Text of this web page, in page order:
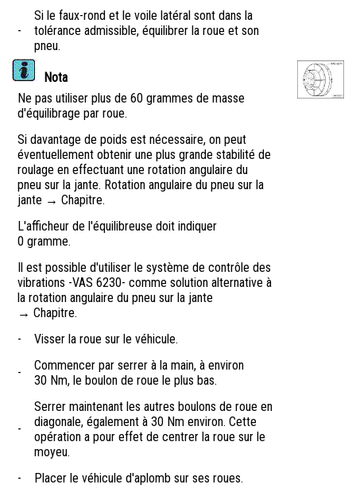
-
Si le faux-rond et le voile latéral sont dans la
tolérance admissible, équilibrer la roue et son
pneu.
Nota
Ne pas utiliser plus de 60 grammes de masse
d'équilibrage par roue.
Si davantage de poids est nécessaire, on peut
éventuellement obtenir une plus grande stabilité de
roulage en effectuant une rotation angulaire du
pneu sur la jante. Rotation angulaire du pneu sur la
jante → Chapitre.
L'afficheur de l'équilibreuse doit indiquer
0 gramme.
Il est possible d'utiliser le système de contrôle des
vibrations -VAS 6230- comme solution alternative à
la rotation angulaire du pneu sur la jante
→ Chapitre.
-
Visser la roue sur le véhicule.
-
Commencer par serrer à la main, à environ
30 Nm, le boulon de roue le plus bas.
-
Serrer maintenant les autres boulons de roue en
diagonale, également à 30 Nm environ. Cette
opération a pour effet de centrer la roue sur le
moyeu.
-
Placer le véhicule d'aplomb sur ses roues.